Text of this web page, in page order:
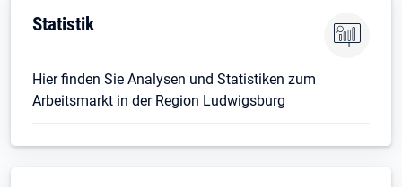
Statistik
Hier finden Sie Analysen und Statistiken zum
Arbeitsmarkt in der Region Ludwigsburg